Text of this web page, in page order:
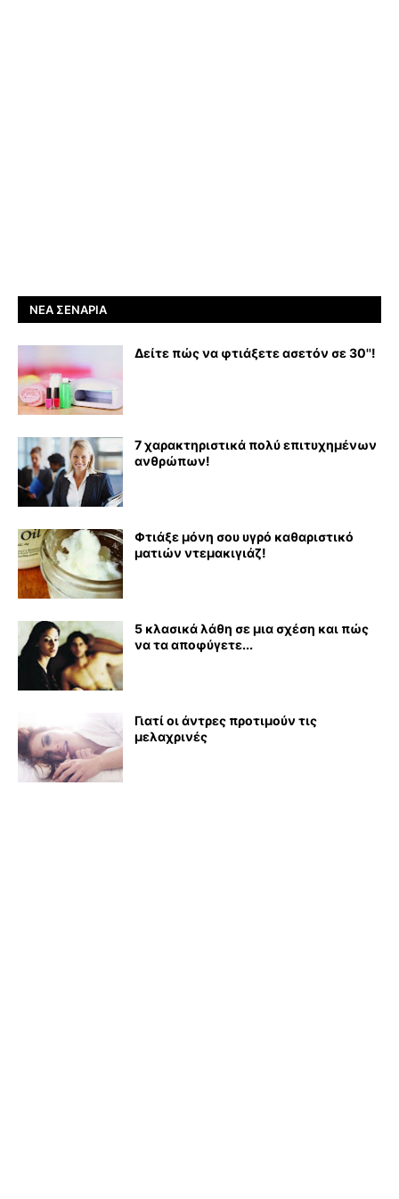
ΝΈΑ ΣΕΝΆΡΙΑ
Δείτε πώς να φτιάξετε ασετόν σε 30''!
7 χαρακτηριστικά πολύ επιτυχημένων
ανθρώπων!
Φτιάξε μόνη σου υγρό καθαριστικό
ματιών ντεμακιγιάζ!
5 κλασικά λάθη σε μια σχέση και πώς
να τα αποφύγετε...
Γιατί οι άντρες προτιμούν τις
μελαχρινές